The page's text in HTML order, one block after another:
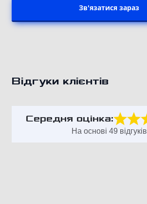
Зв'язатися зараз
Відгуки клієнтів
Середня оцінка:
На основі 49 відгуків